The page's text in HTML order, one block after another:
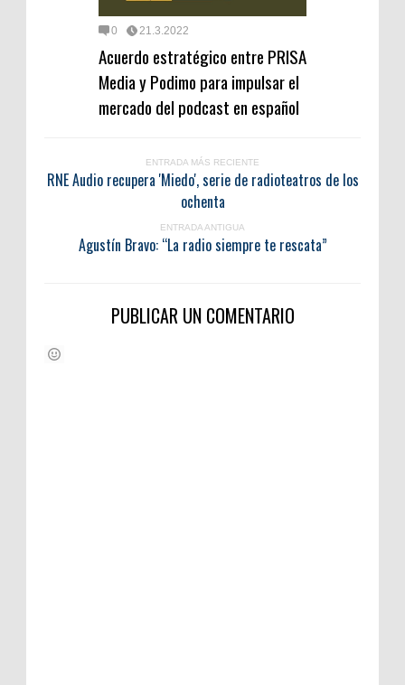
0 21.3.2022
Acuerdo estratégico entre PRISA
Media y Podimo para impulsar el
mercado del podcast en español
ENTRADA MÁS RECIENTE
RNE Audio recupera 'Miedo', serie de radioteatros de los
ochenta
ENTRADA ANTIGUA
Agustín Bravo: “La radio siempre te rescata”
PUBLICAR UN COMENTARIO